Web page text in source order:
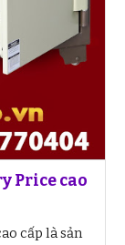
Price cao
cấp là sản